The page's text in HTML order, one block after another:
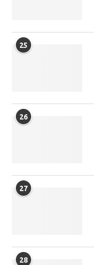
25
26
27
28